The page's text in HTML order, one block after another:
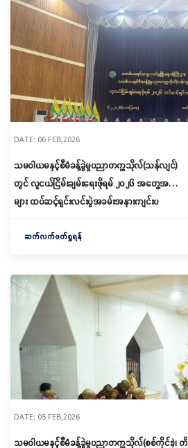
DATE: 06 FEB,2026
သမဝါယမနှင့်စီမံခန့်ခွဲမှုပညာတက္ကသိုလ်(သန်လျင်)
တွင် လူငယ်ငြိမ်းချမ်းရေးဖိုရမ် ၂၀၂၆ အတွေ့အကြုံ
များ ထပ်ဆင့်ရှင်းလင်းပွဲအခမ်းအနားကျင်းပ
ဆက်လက်ဖတ်ရှုရန်
DATE: 05 FEB,2026
သမဝါယမနှင့်စီမံခန့်ခွဲမှုပညာတက္ကသိုလ်(စစ်ကိုင်း)၊ တိ